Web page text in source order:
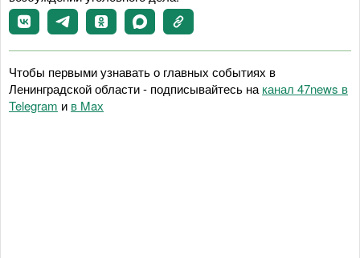
Чтобы первыми узнавать о главных событиях в
Ленинградской области - подписывайтесь на канал 47news в
Telegram и в Maх